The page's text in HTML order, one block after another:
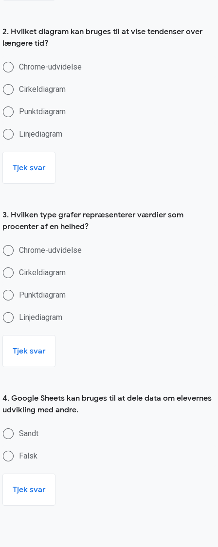
2. Hvilket diagram kan bruges til at vise tendenser over
længere tid?
Chrome-udvidelse
Cirkeldiagram
Punktdiagram
Linjediagram
Tjek svar
3. Hvilken type grafer repræsenterer værdier som
procenter af en helhed?
Chrome-udvidelse
Cirkeldiagram
Punktdiagram
Linjediagram
Tjek svar
4. Google Sheets kan bruges til at dele data om elevernes
udvikling med andre.
Sandt
Falsk
Tjek svar